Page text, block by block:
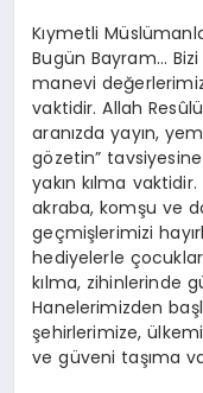
Kıymetli
Bugün Bayram…
manevi
vaktidir. Allah
aranızda yayın,
gözetin”
yakın kılma
akraba, komşu ve
geçmişlerimizi
hediyelerle
kılma, zihinlerinde
Hanelerimizden
şehirlerimize,
ve güveni taşıma